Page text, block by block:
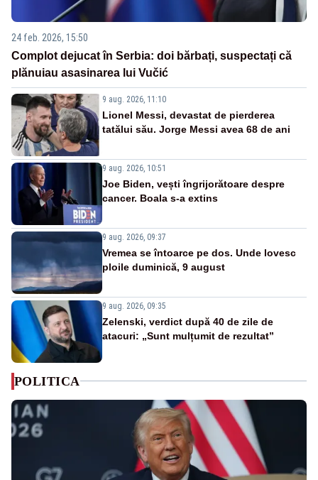
24 feb. 2026, 15:50
Complot dejucat în Serbia: doi bărbați, suspectați că
plănuiau asasinarea lui Vučić
9 aug. 2026, 11:10
Lionel Messi, devastat de pierderea
tatălui său. Jorge Messi avea 68 de ani
9 aug. 2026, 10:51
Joe Biden, vești îngrijorătoare despre
cancer. Boala s-a extins
9 aug. 2026, 09:37
Vremea se întoarce pe dos. Unde lovesc
ploile duminică, 9 august
9 aug. 2026, 09:35
Zelenski, verdict după 40 de zile de
atacuri: „Sunt mulțumit de rezultat”
POLITICA